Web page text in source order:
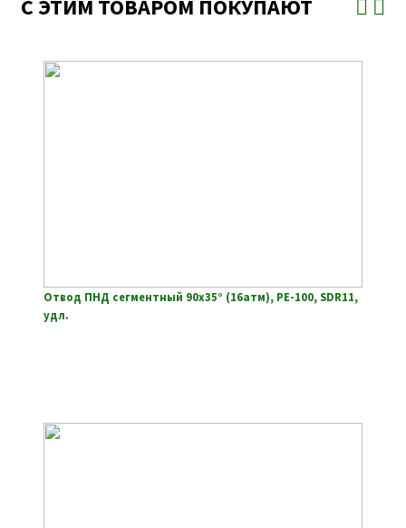
С ЭТИМ ТОВАРОМ ПОКУПАЮТ
Отвод ПНД сегментный 90х35° (16атм), РЕ-100, SDR11,
удл.